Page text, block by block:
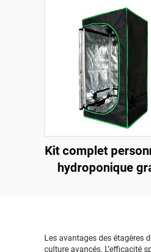
Kit complet
hydroponique
culture, cadre
Les avantages des étagères
culture avancés. L’efficacité